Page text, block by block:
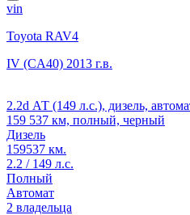
vin
Toyota RAV4
IV (CA40) 2013 г.в.
2.2d АТ (149 л.с.), дизель,
159 537 км, полный, черный
Дизель
159537 км.
2.2 / 149 л.с.
Полный
Автомат
2 владельца